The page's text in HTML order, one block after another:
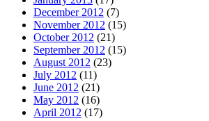
December 2012 (7)
November 2012 (15)
October 2012 (21)
September 2012 (15)
August 2012 (23)
July 2012 (11)
June 2012 (21)
May 2012 (16)
April 2012 (17)